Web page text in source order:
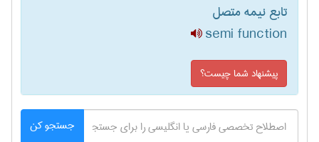
تابع نیمه متصل
semi function
پیشنهاد شما چیست؟
جستجو کن